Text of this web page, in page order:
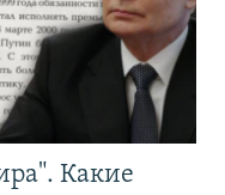
Какие